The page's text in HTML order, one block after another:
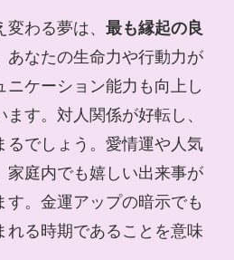
わる夢は、 最も縁起の良
あなたの生命力や行動力が
ニケーション能力も向上し
す。対人関係が好転し、
るでしょう。愛情運や人気
家庭内でも嬉しい出来事が
す。金運アップの暗示でも
れる時期であることを意味